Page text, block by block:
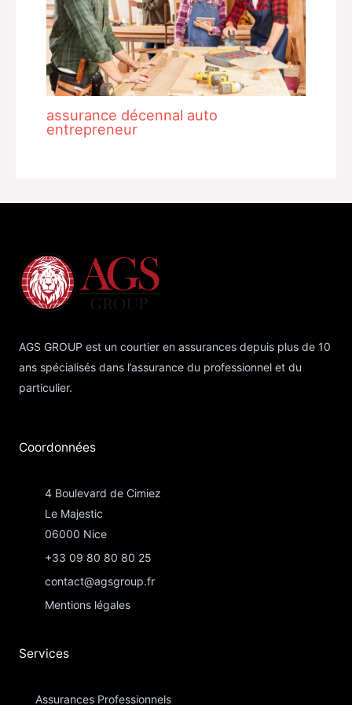
assurance décennal auto
entrepreneur
AGS GROUP est un courtier en assurances depuis plus de 10
ans spécialisés dans l’assurance du professionnel et du
particulier.
Coordonnées​
4 Boulevard de Cimiez
Le Majestic
06000 Nice
+33 09 80 80 80 25
contact@agsgroup.fr
Mentions légales
Services
Assurances Professionnels